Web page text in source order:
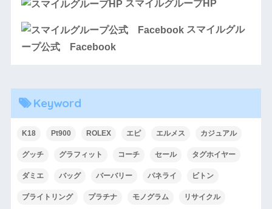
スマイルグループHP
スマイルグル
ープ公式 Facebook
Keyword
K18 Pt900 ROLEX エピ エルメス カジュアル
グッチ グラフィット コーチ セール タグホイヤー
ダミエ バッグ バーバリー パネライ ビトン
ブライトリング プラチナ モノグラム リサイクル